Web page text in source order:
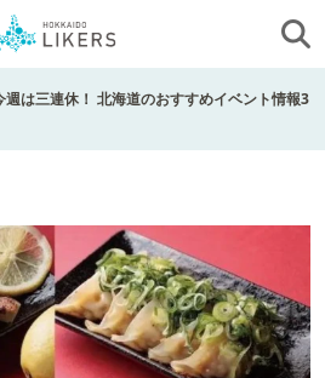
週は三連休！ 北海道のおすすめイベント情報3